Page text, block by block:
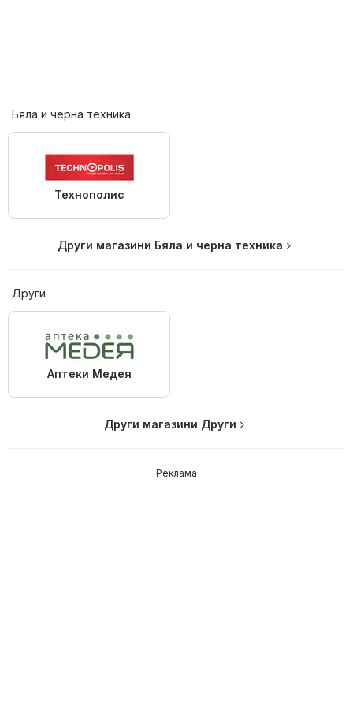
Бяла и черна техника
Технополис
Други магазини Бяла и черна техника
Други
Аптеки Медея
Други магазини Други
Реклама